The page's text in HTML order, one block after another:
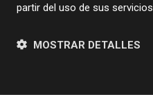
partir del uso de sus servicios.
MOSTRAR DETALLES